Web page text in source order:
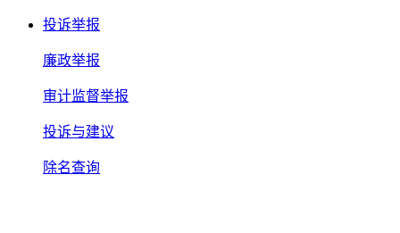
投诉举报
廉政举报
审计监督举报
投诉与建议
除名查询